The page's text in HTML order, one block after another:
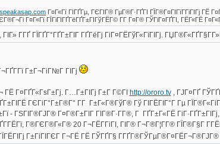
Г¤Г«Гї ГІГҐГµ, ГЄГІГ® ГµГ®Г·ГҐГІ ГЇГ®Г¤ГІГїГ­ГіГІГј ГЁ
Г¤Г«Гї ГЇГіГІГҐГёГҐГ±ГІГўГЁГ© Г­Г Г¤Г® ГЎГіГ¤ГҐГІ, ГЁГ«ГЁ
ГІГ» Г­ГҐ ГЇГҐГ°ГҐГ±ГІГ ГҐГёГј ГіГ¤ГЁГўГ«ГїГІГј.
Г±Г¬ГіГ№Г ГІГј
ГЁ Г¤ГҐГ«ГѕГ±Гј. Г…Г±ГІГј Г±Г Г©ГІ http://ororo.tv, ГЈГ¤ГҐ
ГЄГіГ°Г±Г®Г° Г­Г Г±Г«Г®ГўГ® Гў ГІГЁГІГ°Г Гµ
- ГЅГІГ®ГЈГ® Г¤Г®Г±ГІГ ГІГ®Г·Г­Г®, Г ГҐГ±Г«ГЁ
Г®ГЄГ®Г«Г® 20 Г¬ГЁГ­ГіГІ, ГІГ® Г¬Г®Г¦Г­Г® ГЇГ®Г§Г
Г±ГіГІГЄГ Г¬ГЁ ГЁ ГЎГҐГ§ Г­ГҐГ®ГЎГµГ®Г¤ГЁГ¬Г®ГЈГ®